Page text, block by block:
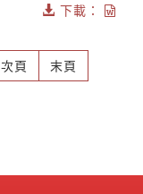
下載：
次頁
末頁